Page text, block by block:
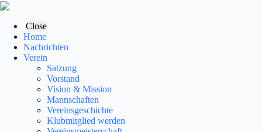
Zum
springenClose
Home
Nachrichten
Verein
Satzung
Vorstand
Vision & Mission
Mannschaften
Vereinsgeschichte
Klubmitglied werden